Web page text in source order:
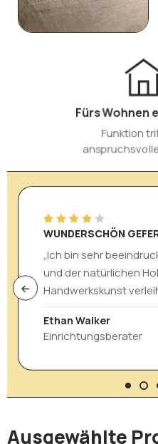
Sorgfältig
bis zur
PERFEKT ZUM
„Das Besteckset wirkt
wunderschön
hervorragend als
durchdachtes
Anlässe.“
Daniel Brooks
Lifestyle-Bloggerin
Ausgewählte